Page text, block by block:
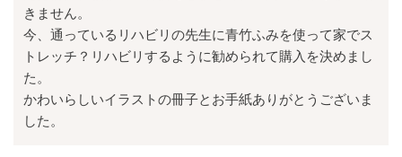
きません。
今、通っているリハビリの先生に青竹ふみを使って家でス
トレッチ？リハビリするように勧められて購入を決めまし
た。
かわいらしいイラストの冊子とお手紙ありがとうございま
した。